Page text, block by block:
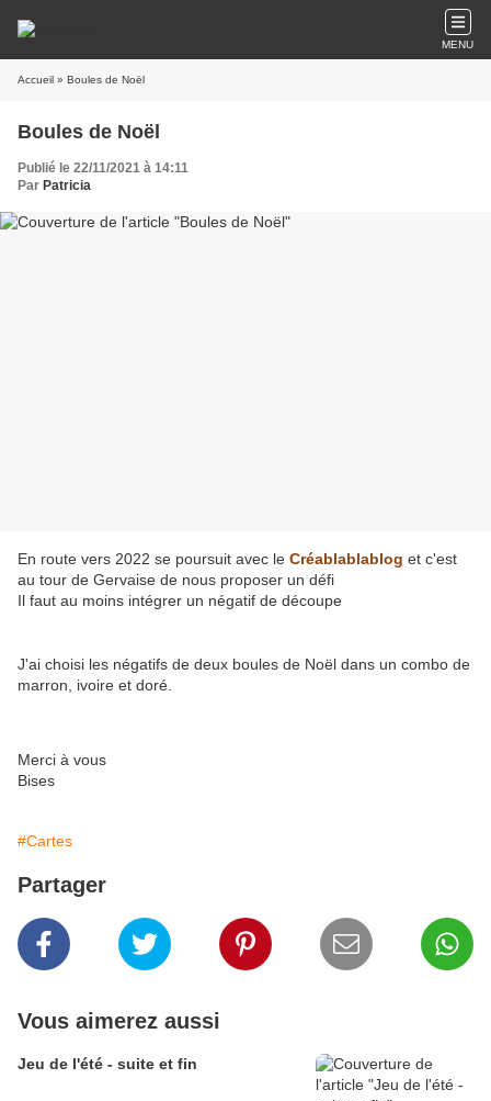
MENU
Accueil » Boules de Noël
Boules de Noël
Publié le 22/11/2021 à 14:11
Par Patricia
En route vers 2022 se poursuit avec le Créablablablog et c'est
au tour de Gervaise de nous proposer un défi
Il faut au moins intégrer un négatif de découpe
J'ai choisi les négatifs de deux boules de Noël dans un combo de
marron, ivoire et doré.
Merci à vous
Bises
#Cartes
Partager
Vous aimerez aussi
Jeu de l'été - suite et fin